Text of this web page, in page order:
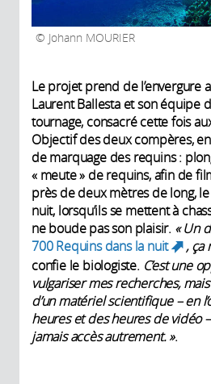
Johann MOURIER
Le projet prend de l’envergure
Laurent Ballesta et son équipe
tournage, consacré cette fois
Objectif des deux compères,
de marquage des requins :
« meute » de requins, afin de
près de deux mètres de long,
nuit, lorsqu’ils se mettent à
ne boude pas son plaisir. « Un
700 Requins dans la nuit
, ça
confie le biologiste. C’est une
vulgariser mes recherches,
d’un matériel scientifique – en
heures et des heures de vidéo
jamais accès autrement. ».